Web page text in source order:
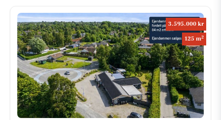
3.595.000 kr
125 m2